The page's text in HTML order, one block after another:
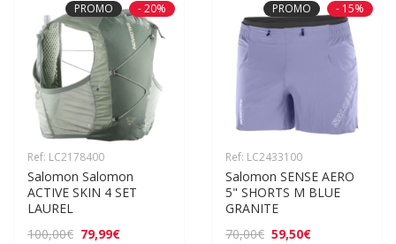
PROMO - 20%
Ref: LC2178400
Salomon Salomon
ACTIVE SKIN 4 SET
LAUREL
100,00€ 79,99€
PROMO - 15%
Ref: LC2433100
Salomon SENSE AERO
5" SHORTS M BLUE
GRANITE
70,00€ 59,50€